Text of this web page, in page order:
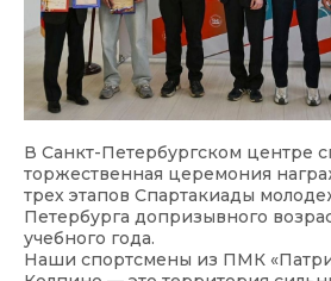
В Санкт-Петербургском центре
торжественная церемония
трех этапов Спартакиады
Петербурга допризывного
учебного года.
Наши спортсмены из ПМК